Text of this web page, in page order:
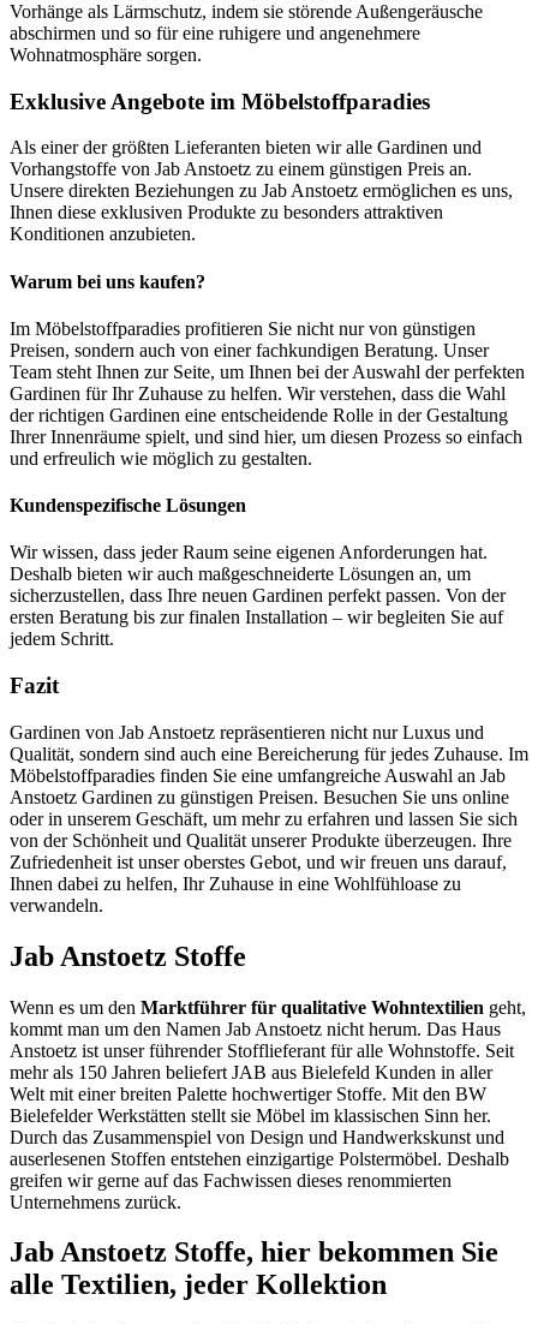
Vorhänge als Lärmschutz, indem sie störende Außengeräusche
abschirmen und so für eine ruhigere und angenehmere
Wohnatmosphäre sorgen.
Exklusive Angebote im Möbelstoffparadies
Als einer der größten Lieferanten bieten wir alle Gardinen und
Vorhangstoffe von Jab Anstoetz zu einem günstigen Preis an.
Unsere direkten Beziehungen zu Jab Anstoetz ermöglichen es uns,
Ihnen diese exklusiven Produkte zu besonders attraktiven
Konditionen anzubieten.
Warum bei uns kaufen?
Im Möbelstoffparadies profitieren Sie nicht nur von günstigen
Preisen, sondern auch von einer fachkundigen Beratung. Unser
Team steht Ihnen zur Seite, um Ihnen bei der Auswahl der perfekten
Gardinen für Ihr Zuhause zu helfen. Wir verstehen, dass die Wahl
der richtigen Gardinen eine entscheidende Rolle in der Gestaltung
Ihrer Innenräume spielt, und sind hier, um diesen Prozess so einfach
und erfreulich wie möglich zu gestalten.
Kundenspezifische Lösungen
Wir wissen, dass jeder Raum seine eigenen Anforderungen hat.
Deshalb bieten wir auch maßgeschneiderte Lösungen an, um
sicherzustellen, dass Ihre neuen Gardinen perfekt passen. Von der
ersten Beratung bis zur finalen Installation – wir begleiten Sie auf
jedem Schritt.
Fazit
Gardinen von Jab Anstoetz repräsentieren nicht nur Luxus und
Qualität, sondern sind auch eine Bereicherung für jedes Zuhause. Im
Möbelstoffparadies finden Sie eine umfangreiche Auswahl an Jab
Anstoetz Gardinen zu günstigen Preisen. Besuchen Sie uns online
oder in unserem Geschäft, um mehr zu erfahren und lassen Sie sich
von der Schönheit und Qualität unserer Produkte überzeugen. Ihre
Zufriedenheit ist unser oberstes Gebot, und wir freuen uns darauf,
Ihnen dabei zu helfen, Ihr Zuhause in eine Wohlfühloase zu
verwandeln.
Jab Anstoetz Stoffe
Wenn es um den Marktführer für qualitative Wohntextilien geht,
kommt man um den Namen Jab Anstoetz nicht herum. Das Haus
Anstoetz ist unser führender Stofflieferant für alle Wohnstoffe. Seit
mehr als 150 Jahren beliefert JAB aus Bielefeld Kunden in aller
Welt mit einer breiten Palette hochwertiger Stoffe. Mit den BW
Bielefelder Werkstätten stellt sie Möbel im klassischen Sinn her.
Durch das Zusammenspiel von Design und Handwerkskunst und
auserlesenen Stoffen entstehen einzigartige Polstermöbel. Deshalb
greifen wir gerne auf das Fachwissen dieses renommierten
Unternehmens zurück.
Jab Anstoetz Stoffe, hier bekommen Sie
alle Textilien, jeder Kollektion